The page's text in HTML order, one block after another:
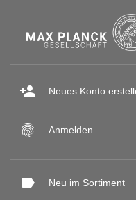
person_add Neues Konto
fingerprint Anmelden
label Neu im Sortiment